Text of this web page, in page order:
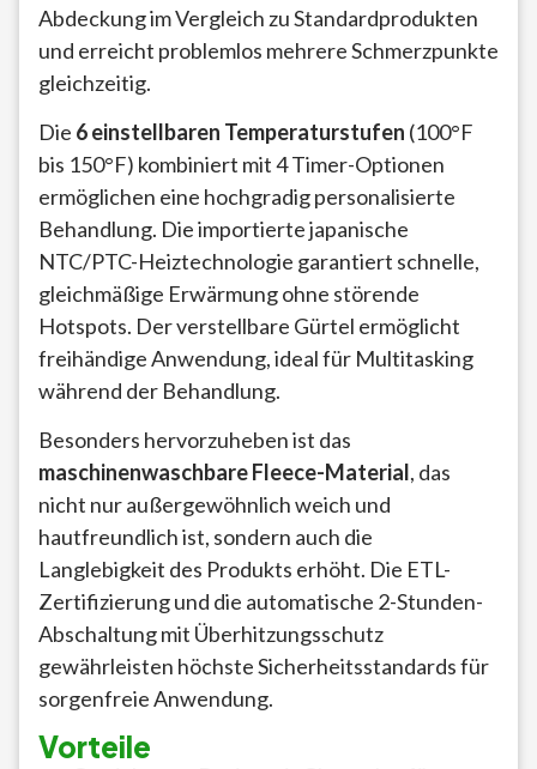
Abdeckung im Vergleich zu Standardprodukten
und erreicht problemlos mehrere Schmerzpunkte
gleichzeitig.
Die 6 einstellbaren Temperaturstufen (100°F
bis 150°F) kombiniert mit 4 Timer-Optionen
ermöglichen eine hochgradig personalisierte
Behandlung. Die importierte japanische
NTC/PTC-Heiztechnologie garantiert schnelle,
gleichmäßige Erwärmung ohne störende
Hotspots. Der verstellbare Gürtel ermöglicht
freihändige Anwendung, ideal für Multitasking
während der Behandlung.
Besonders hervorzuheben ist das
maschinenwaschbare Fleece-Material, das
nicht nur außergewöhnlich weich und
hautfreundlich ist, sondern auch die
Langlebigkeit des Produkts erhöht. Die ETL-
Zertifizierung und die automatische 2-Stunden-
Abschaltung mit Überhitzungsschutz
gewährleisten höchste Sicherheitsstandards für
sorgenfreie Anwendung.
Vorteile